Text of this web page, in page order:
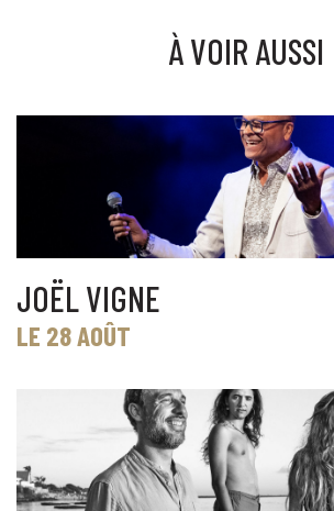
À VOIR AUSSI
JOËL VIGNE
LE 28 AOÛT